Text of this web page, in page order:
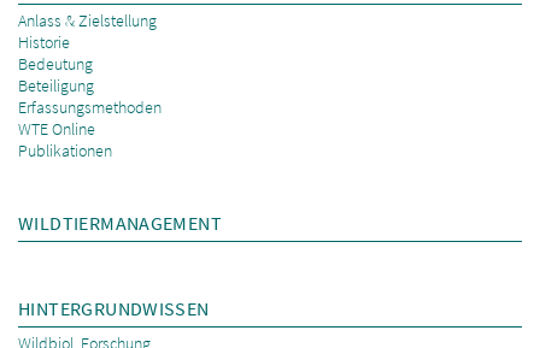
Anlass & Zielstellung
Historie
Bedeutung
Beteiligung
Erfassungsmethoden
WTE Online
Publikationen
WILDTIERMANAGEMENT
HINTERGRUNDWISSEN
Wildbiol. Forschung